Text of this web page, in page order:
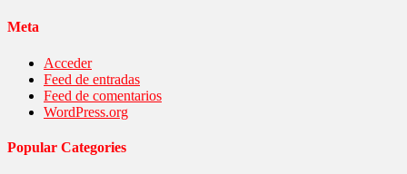
Meta
Acceder
Feed de entradas
Feed de comentarios
WordPress.org
Popular Categories